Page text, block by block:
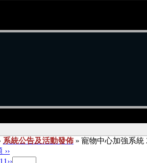
系統公告及活動發佈» 寵物中心加強系統
››
11 ››